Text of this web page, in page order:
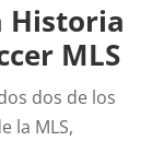
Historia
MLS
dos de los
la MLS,